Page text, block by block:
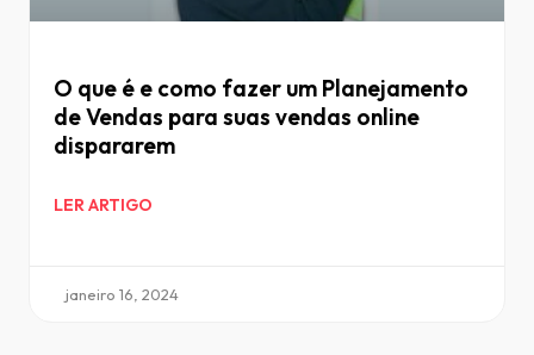
O que é e como fazer um Planejamento
de Vendas para suas vendas online
dispararem
LER ARTIGO
janeiro 16, 2024